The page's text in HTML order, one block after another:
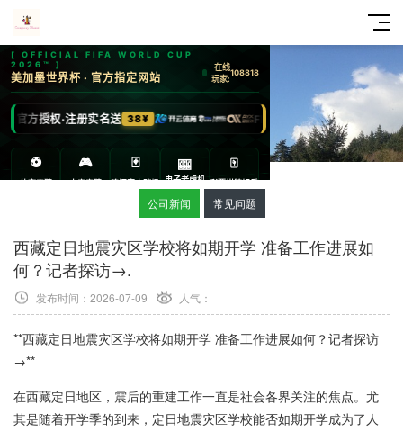
公司新闻 常见问题
西藏定日地震灾区学校将如期开学 准备工作进展如
何？记者探访→.
发布时间：2026-07-09 人气：
**西藏定日地震灾区学校将如期开学 准备工作进展如何？记者探访
→**
在西藏定日地区，震后的重建工作一直是社会各界关注的焦点。尤
其是随着开学季的到来，定日地震灾区学校能否如期开学成为了人